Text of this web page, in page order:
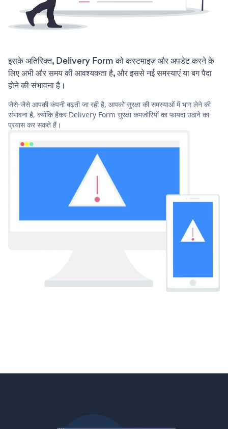
इसके अतिरिक्त, Delivery Form को कस्टमाइज़ और अपडेट करने के
लिए अभी और समय की आवश्यकता है, और इससे नई समस्याएं या बग पैदा
होने की संभावना है।
जैसे-जैसे आपकी कंपनी बढ़ती जा रही है, आपको सुरक्षा की समस्याओं में भाग लेने की
संभावना है, क्योंकि हैकर Delivery Form सुरक्षा कमजोरियों का फायदा उठाने का
प्रयास कर सकते हैं।